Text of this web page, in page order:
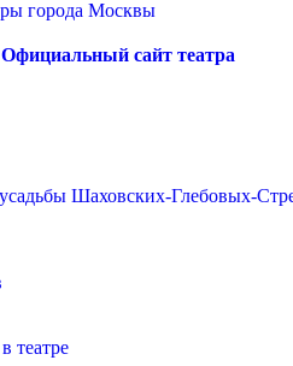
города Москвы
сайт театра
Шаховских-Глебовых-
театре